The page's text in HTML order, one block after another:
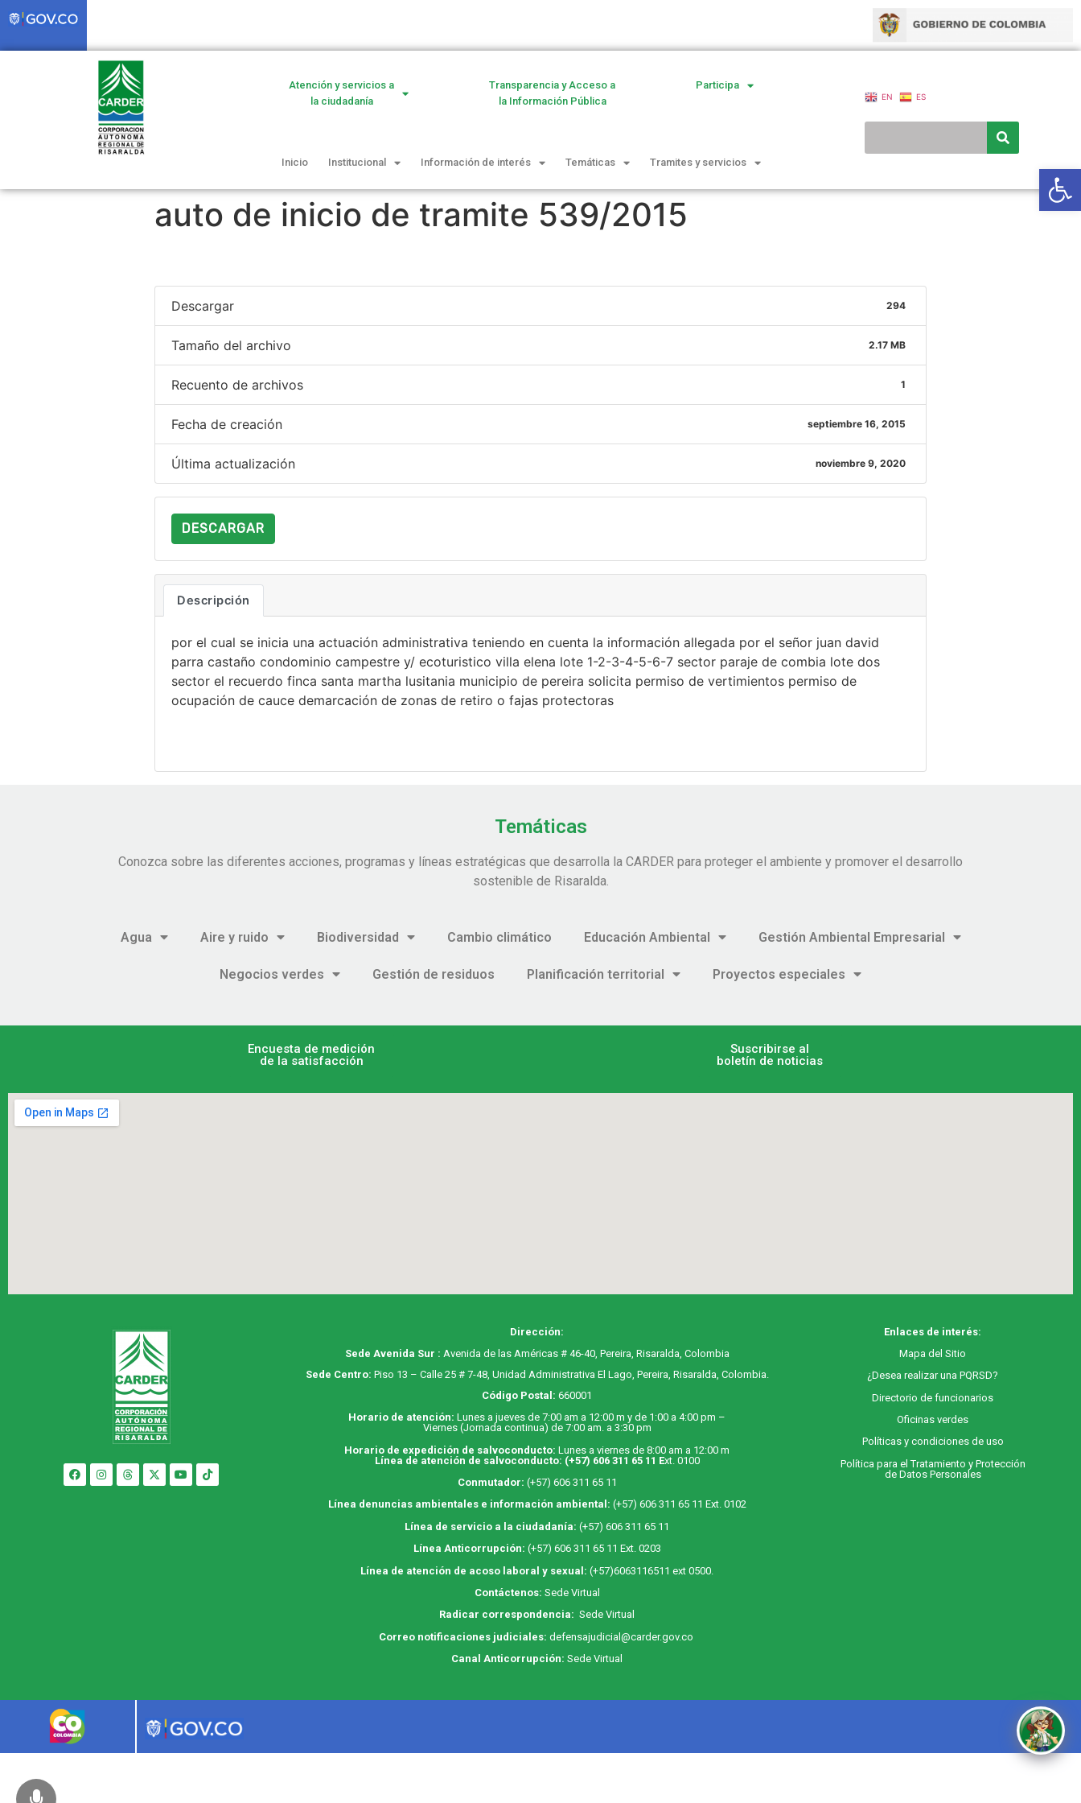
Atención y servicios a
la ciudadanía
Transparencia y Acceso a
la Información Pública
Participa
Inicio Institucional Información de interés Temáticas Tramites y servicios
EN ES
auto de inicio de tramite 539/2015
Descargar 294
Tamaño del archivo 2.17 MB
Recuento de archivos 1
Fecha de creación septiembre 16, 2015
Última actualización noviembre 9, 2020
DESCARGAR
Descripción
por el cual se inicia una actuación administrativa teniendo en cuenta la información allegada por el señor juan david
parra castaño condominio campestre y/ ecoturistico villa elena lote 1-2-3-4-5-6-7 sector paraje de combia lote dos
sector el recuerdo finca santa martha lusitania municipio de pereira solicita permiso de vertimientos permiso de
ocupación de cauce demarcación de zonas de retiro o fajas protectoras
Temáticas
Conozca sobre las diferentes acciones, programas y líneas estratégicas que desarrolla la CARDER para proteger el ambiente y promover el desarrollo
sostenible de Risaralda.
Agua Aire y ruido Biodiversidad Cambio climático Educación Ambiental Gestión Ambiental Empresarial
Negocios verdes Gestión de residuos Planificación territorial Proyectos especiales
Encuesta de medición
de la satisfacción
Suscribirse al
boletín de noticias
Dirección:
Sede Avenida Sur : Avenida de las Américas # 46-40, Pereira, Risaralda, Colombia
Sede Centro: Piso 13 – Calle 25 # 7-48, Unidad Administrativa El Lago, Pereira, Risaralda, Colombia.
Código Postal: 660001
Horario de atención:Lunes a jueves de 7:00 am a 12:00 m y de 1:00 a 4:00 pm –
Viernes (Jornada continua) de 7:00 am. a 3:30 pm
Horario de expedición de salvoconducto:Lunes a viernes de 8:00 am a 12:00 m
Línea de atención de salvoconducto: (+57) 606 311 65 11 Ext. 0100
Conmutador: (+57) 606 311 65 11
Línea denuncias ambientales e información ambiental: (+57) 606 311 65 11 Ext. 0102
Línea de servicio a la ciudadanía: (+57) 606 311 65 11
Línea Anticorrupción: (+57) 606 311 65 11 Ext. 0203
Línea de atención de acoso laboral y sexual: (+57)6063116511 ext 0500.
Contáctenos: Sede Virtual
Radicar correspondencia: Sede Virtual
Correo notificaciones judiciales: defensajudicial@carder.gov.co
Canal Anticorrupción: Sede Virtual
Enlaces de interés:
Mapa del Sitio
¿Desea realizar una PQRSD?
Directorio de funcionarios
Oficinas verdes
Políticas y condiciones de uso
Política para el Tratamiento y Protección
de Datos Personales